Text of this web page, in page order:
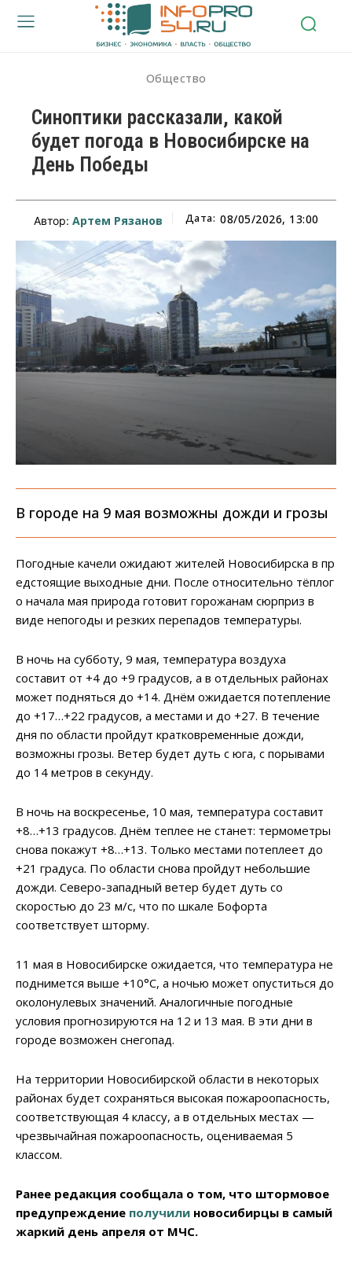
Общество
Синоптики рассказали, какой
будет погода в Новосибирске на
День Победы
Автор: Артем Рязанов Дата: 08/05/2026, 13:00
В городе на 9 мая возможны дожди и грозы
Погодные качели ожидают жителей Новосибирска в пр
едстоящие выходные дни. После относительно тёплог
о начала мая природа готовит горожанам сюрприз в
виде непогоды и резких перепадов температуры.
В ночь на субботу, 9 мая, температура воздуха
составит от +4 до +9 градусов, а в отдельных районах
может подняться до +14. Днём ожидается потепление
до +17…+22 градусов, а местами и до +27. В течение
дня по области пройдут кратковременные дожди,
возможны грозы. Ветер будет дуть с юга, с порывами
до 14 метров в секунду.
В ночь на воскресенье, 10 мая, температура составит
+8…+13 градусов. Днём теплее не станет: термометры
снова покажут +8…+13. Только местами потеплеет до
+21 градуса. По области снова пройдут небольшие
дожди. Северо-западный ветер будет дуть со
скоростью до 23 м/с, что по шкале Бофорта
соответствует шторму.
11 мая в Новосибирске ожидается, что температура не
поднимется выше +10°C, а ночью может опуститься до
околонулевых значений. Аналогичные погодные
условия прогнозируются на 12 и 13 мая. В эти дни в
городе возможен снегопад.
На территории Новосибирской области в некоторых
районах будет сохраняться высокая пожароопасность,
соответствующая 4 классу, а в отдельных местах —
чрезвычайная пожароопасность, оцениваемая 5
классом.
Ранее редакция сообщала о том, что штормовое
предупреждение получили новосибирцы в самый
жаркий день апреля от МЧС.